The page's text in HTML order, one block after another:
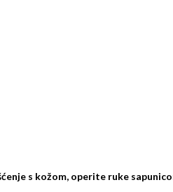
s kožom, operite ruke